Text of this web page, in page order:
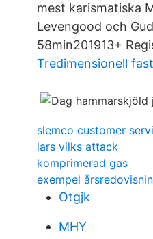
mest karismatiska
Levengood och
58min201913+
Tredimensionell
slemco customer
lars vilks attack
komprimerad gas
exempel
Otgjk
MHY